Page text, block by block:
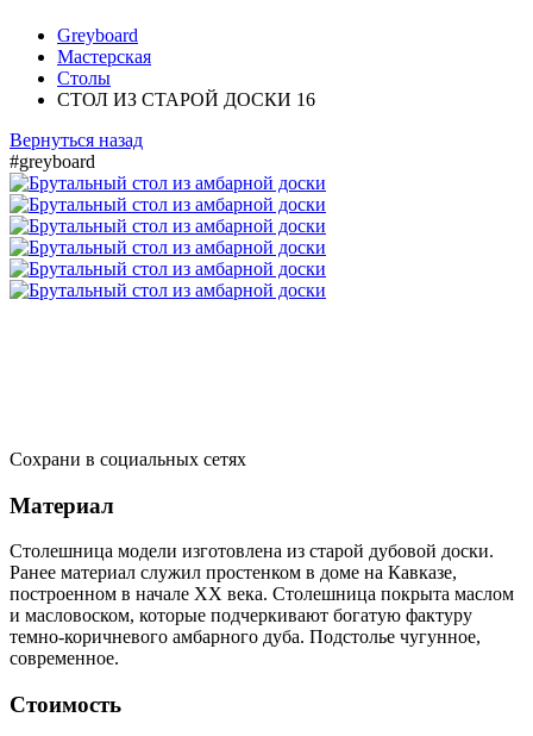
Greyboard
Мастерская
Столы
СТОЛ ИЗ СТАРОЙ ДОСКИ 16
Вернуться назад
#greyboard
Сохрани в социальных сетях
Материал
Столешница модели изготовлена из старой дубовой доски.
Ранее материал служил простенком в доме на Кавказе,
построенном в начале XX века. Столешница покрыта маслом
и масловоском, которые подчеркивают богатую фактуру
темно-коричневого амбарного дуба. Подстолье чугунное,
современное.
Стоимость